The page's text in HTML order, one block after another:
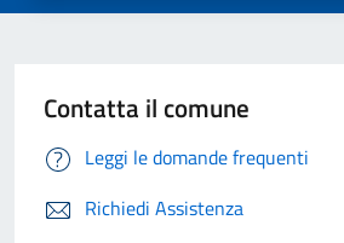
Contatta il comune
Leggi le domande frequenti
Richiedi Assistenza